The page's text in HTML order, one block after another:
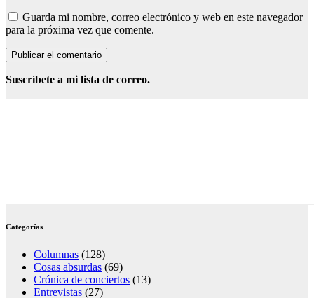
Guarda mi nombre, correo electrónico y web en este navegador
para la próxima vez que comente.
Suscríbete a mi lista de correo.
Categorías
Columnas (128)
Cosas absurdas (69)
Crónica de conciertos (13)
Entrevistas (27)